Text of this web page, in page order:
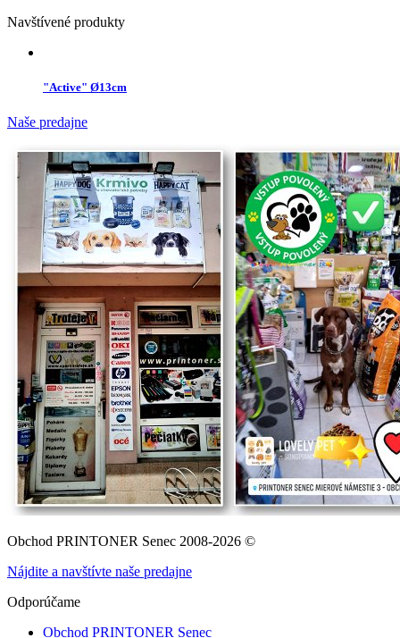
Navštívené produkty
"Active" Ø13cm
Naše predajne
Obchod PRINTONER Senec 2008-2026 ©
Nájdite a navštívte naše predajne
Odporúčame
Obchod PRINTONER Senec